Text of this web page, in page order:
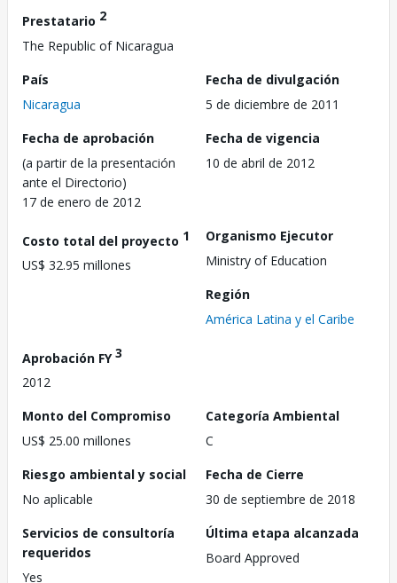
Prestatario 2
The Republic of Nicaragua
País
Nicaragua
Fecha de divulgación
5 de diciembre de 2011
Fecha de aprobación
(a partir de la presentación
ante el Directorio)
17 de enero de 2012
Fecha de vigencia
10 de abril de 2012
Costo total del proyecto 1
US$ 32.95 millones
Organismo Ejecutor
Ministry of Education
Región
América Latina y el Caribe
Aprobación FY3
2012
Monto del Compromiso
US$ 25.00 millones
Categoría Ambiental
C
Riesgo ambiental y social
No aplicable
Fecha de Cierre
30 de septiembre de 2018
Servicios de consultoría
requeridos
Yes
Última etapa alcanzada
Board Approved